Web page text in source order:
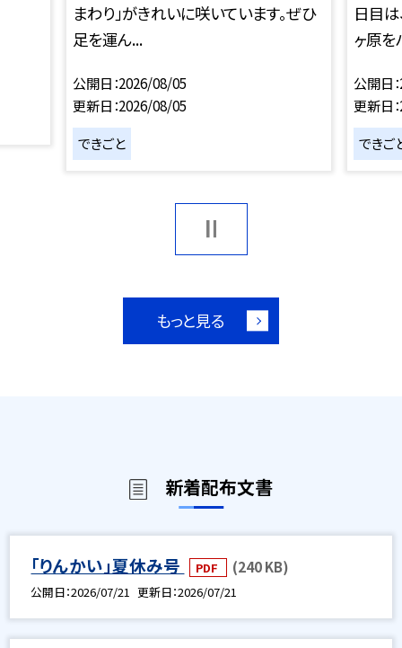
まわり」がきれいに咲いています。ぜひ
足を運ん...
公開日 2026/08/05
更新日 2026/08/05
できごと
日目
ヶ原を
公開日
更新日
できご
もっと見る
新着配布文書
「りんかい」夏休み号 PDF (240 KB)
公開日 2026/07/21 更新日 2026/07/21